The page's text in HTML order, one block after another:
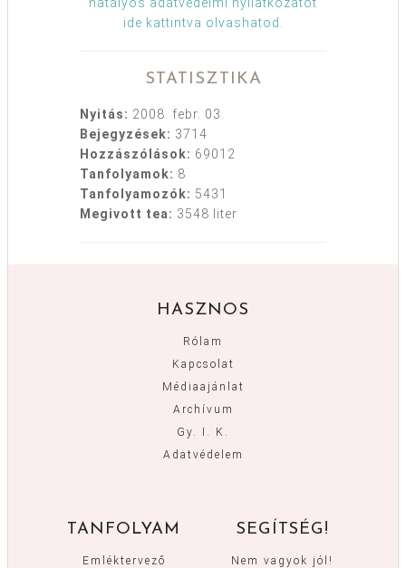
ide kattintva olvashatod
STATISZTIKA
Nyitás: 2008. febr. 03.
Bejegyzések: 3714
Hozzászólások: 69012
Tanfolyamok: 8
Tanfolyamozók: 5431
Megivott tea: 3548 liter
HASZNOS
Rólam
Kapcsolat
Médiaajánlat
Archívum
Gy. I. K.
Adatvédelem
TANFOLYAM
Emléktervező
SEGÍTSÉG!
Nem vagyok jól!